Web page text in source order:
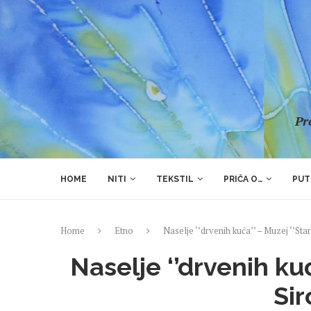
HOME NITI TEKSTIL PRIČA O…
Home Etno Naselje ‘’drvenih kuća’’ – Muzej
Naselje ‘’drvenih